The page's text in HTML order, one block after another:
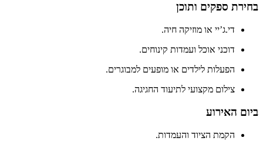
בחירת ספקים ותוכן
די.ג’יי או מוזיקה חיה.
דוכני אוכל ועמדות קינוחים.
הפעלות לילדים או מופעים למבוגרים.
צילום מקצועי לתיעוד החגיגה.
ביום האירוע
הקמת הציוד והעמדות.